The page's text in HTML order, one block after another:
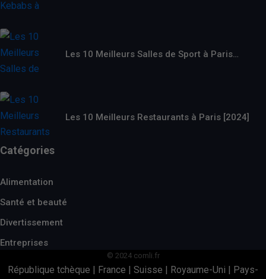
Les 10 Meilleurs Salles de Sport à Paris…
Les 10 Meilleurs Restaurants à Paris [2024]
Catégories
Alimentation
Santé et beauté
Divertissement
Entreprises
© 2024 comli.fr
République tchèque | France | Suisse | Royaume-Uni | Pays-